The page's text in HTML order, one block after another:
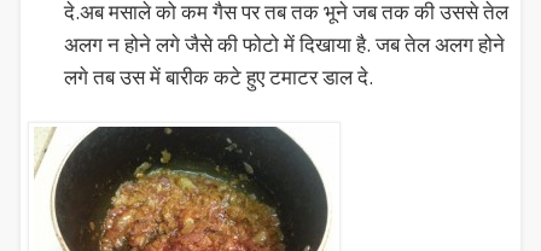
दे.अब मसाले को कम गैस पर तब तक भूने जब तक की उससे तेल
अलग न होने लगे जैसे की फोटो में दिखाया है. जब तेल अलग होने
लगे तब उस में बारीक कटे हुए टमाटर डाल दे.